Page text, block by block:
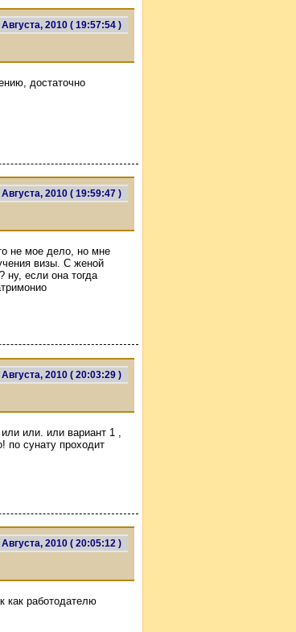
2010 ( 19:57:54 )
достаточно
2010 ( 19:59:47 )
не мое дело, но мне
визы. С женой
если она тогда
2010 ( 20:03:29 )
или. или вариант 1 ,
по сунату проходит
2010 ( 20:05:12 )
как работодателю